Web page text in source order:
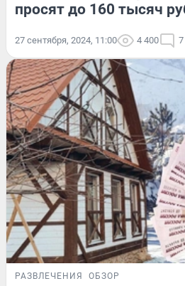
просят до 160 тысяч
27 сентября, 2024, 11:00 4 400 7
РАЗВЛЕЧЕНИЯ ОБЗОР